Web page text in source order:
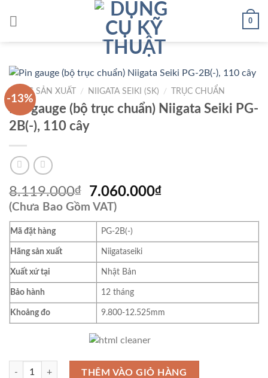
0
-13%
HÃNG SẢN XUẤT / NIIGATA SEIKI (SK) / TRỤC CHUẨN
Pin gauge (bộ trục chuẩn) Niigata Seiki PG-
2B(-), 110 cây
8.119.000₫
Giá
gốc
là:
8.119.000₫.
7.060.000₫Giá
tại
(Chưa Bao Gồm VAT)
Mã đặt hàng PG-2B(-)
Hãng sản xuất Niigataseiki
Xuất xứ tại Nhật Bản
Bảo hành 12 tháng
Khoảng đo 9.800-12.525mm
Pin gauge (bộ trục chuẩn) Niigata Seiki PG-2B(-), 110 cây số lượng
THÊM VÀO GIỎ HÀNG